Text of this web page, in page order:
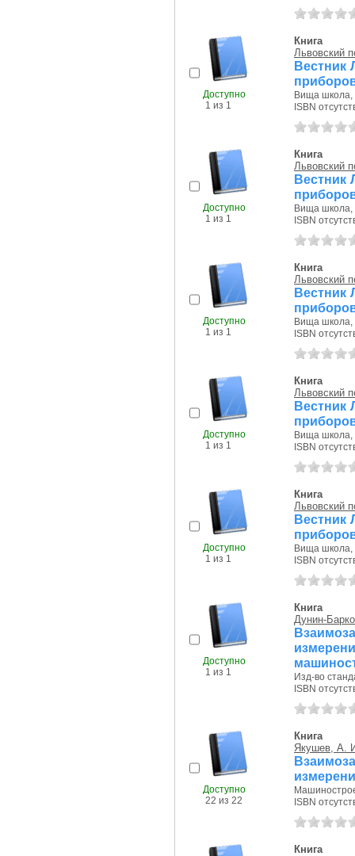
Доступно
1 из 1
Книга
Львовский
Вестник
Вища школа,
ISBN
Доступно
1 из 1
Книга
Львовский
Вестник
Вища школа,
ISBN
Доступно
1 из 1
Книга
Львовский
Вестник
Вища школа,
ISBN
Доступно
1 из 1
Книга
Львовский
Вестник
Вища школа,
ISBN
Доступно
1 из 1
Книга
Львовский
Вестник
Вища школа,
ISBN
Доступно
1 из 1
Книга
Дунин-
Изд-во
ISBN
Доступно
22 из 22
Книга
Якушев, А.
ISBN
Книга